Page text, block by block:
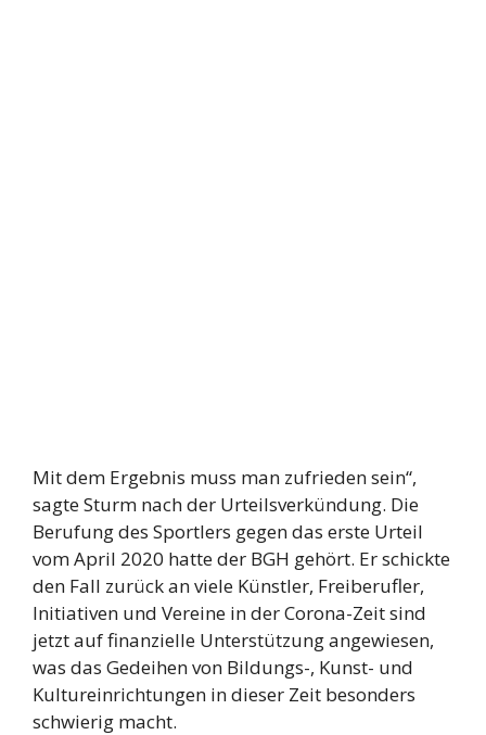
Mit dem Ergebnis muss man zufrieden sein“,
sagte Sturm nach der Urteilsverkündung. Die
Berufung des Sportlers gegen das erste Urteil
vom April 2020 hatte der BGH gehört. Er schickte
den Fall zurück an viele Künstler, Freiberufler,
Initiativen und Vereine in der Corona-Zeit sind
jetzt auf finanzielle Unterstützung angewiesen,
was das Gedeihen von Bildungs-, Kunst- und
Kultureinrichtungen in dieser Zeit besonders
schwierig macht.